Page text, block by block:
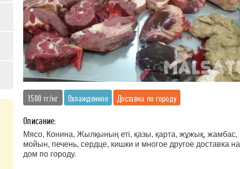
1500 тг/кг Охлажденное Доставка по городу
Описание:
Мясо, Конина, Жылқының еті, қазы, қарта, жұжық, жамбас,
мойын, печень, сердце, кишки и многое другое доставка на
дом по городу.